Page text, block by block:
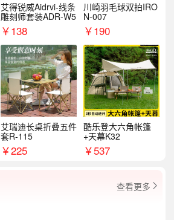
艾得锐威Aidrvi-线条
雕刻师套装ADR-W5
￥138
川崎羽毛球双拍IRO
N-007
￥190
艾瑞迪长桌折叠五件
套R-115
￥225
酷乐登大六角帐篷
+天幕K32
￥537
查看更多 